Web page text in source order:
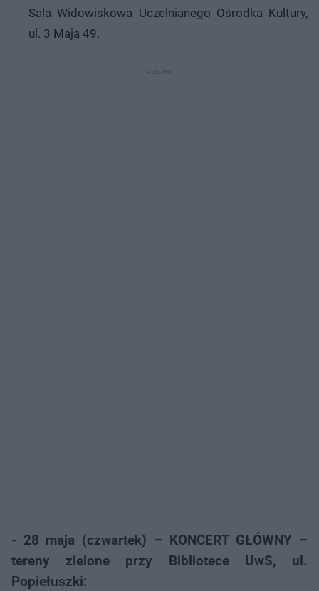
Sala Widowiskowa Uczelnianego Ośrodka Kultury,
ul. 3 Maja 49.
- 28 maja (czwartek) – KONCERT GŁÓWNY –
tereny zielone przy Bibliotece UwS, ul.
Popiełuszki: